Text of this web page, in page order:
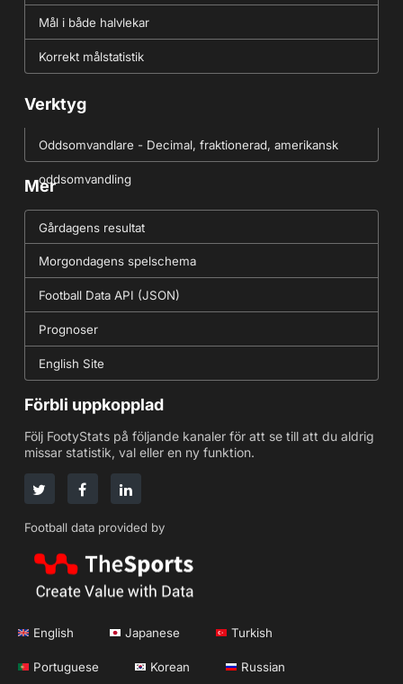
Mål i både halvlekar
Korrekt målstatistik
Verktyg
Oddsomvandlare - Decimal, fraktionerad, amerikansk
oddsomvandling
Mer
Gårdagens resultat
Morgondagens spelschema
Football Data API (JSON)
Prognoser
English Site
Förbli uppkopplad
Följ FootyStats på följande kanaler för att se till att du aldrig
missar statistik, val eller en ny funktion.
Football data provided by
English Japanese Turkish
Portuguese Korean Russian